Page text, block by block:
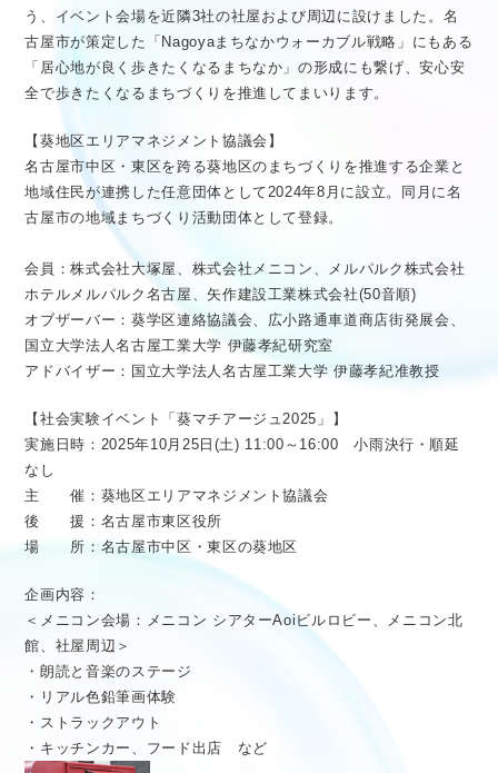
う、イベント会場を近隣3社の社屋および周辺に設けました。名
古屋市が策定した「Nagoyaまちなかウォーカブル戦略」にもある
「居心地が良く歩きたくなるまちなか」の形成にも繋げ、安心安
全で歩きたくなるまちづくりを推進してまいります。
【葵地区エリアマネジメント協議会】
名古屋市中区・東区を跨る葵地区のまちづくりを推進する企業と
地域住民が連携した任意団体として2024年8月に設立。同月に名
古屋市の地域まちづくり活動団体として登録。
会員：株式会社大塚屋、株式会社メニコン、メルパルク株式会社
ホテルメルパルク名古屋、矢作建設工業株式会社(50音順)
オブザーバー：葵学区連絡協議会、広小路通車道商店街発展会、
国立大学法人名古屋工業大学 伊藤孝紀研究室
アドバイザー：国立大学法人名古屋工業大学 伊藤孝紀准教授
【社会実験イベント「葵マチアージュ2025」】
実施日時：2025年10月25日(土) 11:00～16:00 小雨決行・順延
なし
主 催：葵地区エリアマネジメント協議会
後 援：名古屋市東区役所
場 所：名古屋市中区・東区の葵地区
企画内容：
＜メニコン会場：メニコン シアターAoiビルロビー、メニコン北
館、社屋周辺＞
・朗読と音楽のステージ
・リアル色鉛筆画体験
・ストラックアウト
・キッチンカー、フード出店 など